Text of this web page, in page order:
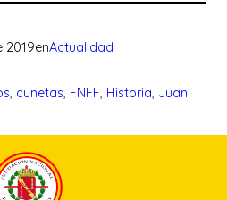
2019enActualidad
cunetas FNFF Historia Juan